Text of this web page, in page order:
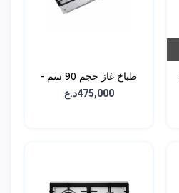
طباخ غاز حجم 90 سم -
بلت ان - CG5Z3626S475,000د.ع